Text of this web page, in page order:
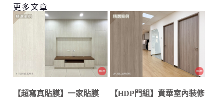
更多文章
【超寫真貼膜】一家貼膜
【HDP門組】賁華室內裝修